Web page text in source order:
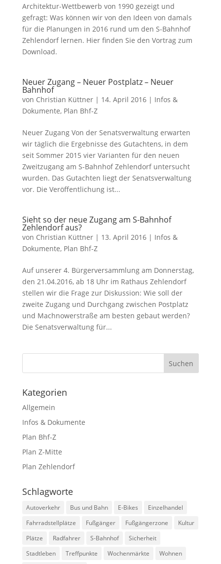
Architektur-Wettbewerb von 1990 gezeigt und
gefragt: Was können wir von den Ideen von damals
für die Planungen in 2016 rund um den S-Bahnhof
Zehlendorf lernen. Hier finden Sie den Vortrag zum
Download.
Neuer Zugang – Neuer Postplatz – Neuer
Bahnhof
von Christian Küttner| 14. April 2016| Infos &
Dokumente, Plan Bhf-Z
Neuer Zugang Von der Senatsverwaltung erwarten
wir täglich die Ergebnisse des Gutachtens, in dem
seit Sommer 2015 vier Varianten für den neuen
Zweitzugang am S-Bahnhof Zehlendorf untersucht
wurden. Das Gutachten liegt der Senatsverwaltung
vor. Die Veröffentlichung ist...
Sieht so der neue Zugang am S-Bahnhof
Zehlendorf aus?
von Christian Küttner| 13. April 2016| Infos &
Dokumente, Plan Bhf-Z
Auf unserer 4. Bürgerversammlung am Donnerstag,
den 21.04.2016, ab 18 Uhr im Rathaus Zehlendorf
stellen wir die Frage zur Diskussion: Wie soll der
zweite Zugang und Durchgang zwischen Postplatz
und Machnowerstraße am besten gebaut werden?
Die Senatsverwaltung für...
Kategorien
Allgemein
Infos & Dokumente
Plan Bhf-Z
Plan Z-Mitte
Plan Zehlendorf
Schlagworte
Autoverkehr Bus und Bahn E-Bikes
Einzelhandel
Fahrradstellplätze
Fußgänger Fußgängerzone
Kultur
Plätze
Radfahrer S-Bahnhof
Sicherheit
Stadtleben
Treffpunkte Wochenmärkte
Wohnen